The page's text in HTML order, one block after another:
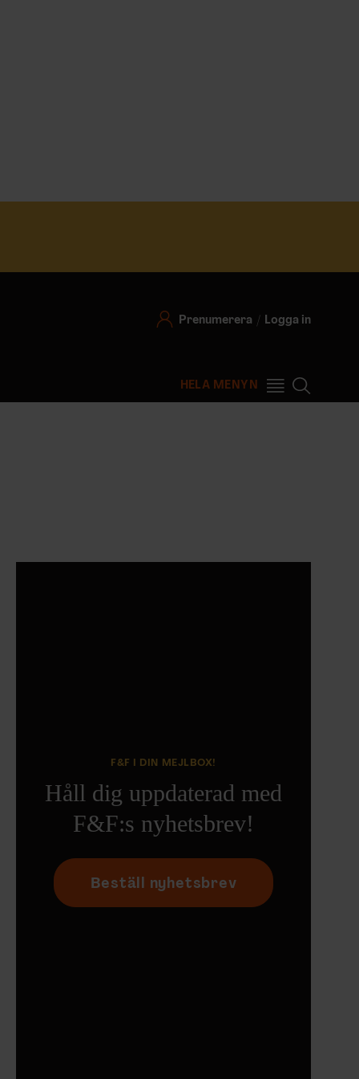
Prenumerera Logga in
HELA MENYN
F&F I DIN MEJLBOX!
Håll dig uppdaterad med
F&F:s nyhetsbrev!
Beställ nyhetsbrev